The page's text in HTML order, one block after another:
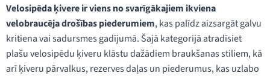
Velosipēda ķivere ir viens no svarīgākajiem ikviena
velobraucēja drošības piederumiem, kas palīdz aizsargāt galvu
kritiena vai sadursmes gadījumā. Šajā kategorijā atradīsiet
plašu velosipēdu ķiveru klāstu dažādiem braukšanas stiliem, kā
arī ķiveru pārvalkus, rezerves daļas un piederumus, kas uzlabo